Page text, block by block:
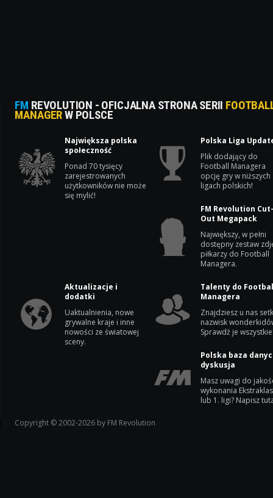
FM REVOLUTION - OFICJALNA STRONA SERII
MANAGERW POLSCE
Największa polska
społeczność
Ponad 70 tysięcy
zarejestrowanych
użytkowników nie może
się mylić!
Polska Liga
Plik dodający do
Football Managera
opcję gry w niższych
ligach polskich!
FM Revolution
Out Megapack
Największy, w pełni
dostępny zestaw
piłkarzy do Football
Managera.
Aktualizacje i
dodatki
Uaktualnienia, nowe
grywalne kraje i inne
nowości ze światowej
sceny.
Talenty do
Managera
Znajdziesz u nas
nazwisk
Sprawdź je
Polska baza
dyskusja
Masz uwagi do
wykonania
lub 1. ligi? Napisz
Copyright © 2002-2026 by FM Revolution